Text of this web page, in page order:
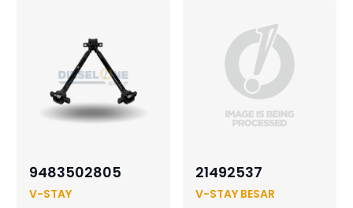
9483502805
V-STAY
21492537
V-STAY BESAR